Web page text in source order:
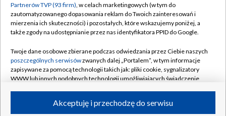
Oferta Handlowa
Telegazeta ogłoszenia
Rada Programowa
Ogłoszenia przetargowe
Akademia Telewizyjna
Informacje o nadawcy
Biuro reklamy
Kontakt
Kanały
©2026 Telewizja Polska Spółka Akcyjna w likwidacji
Partnerów TVP (93 firm), w celach marketingowych (w tym do
zautomatyzowanego dopasowania reklam do Twoich zainteresowań i
mierzenia ich skuteczności) i pozostałych, które wskazujemy poniżej, a
także zgody na udostępnianie przez nas identyfikatora PPID do Google.
Twoje dane osobowe zbierane podczas odwiedzania przez Ciebie naszych
poszczególnych serwisówzwanych dalej „Portalem”, w tym informacje
zapisywane za pomocą technologii takich jak: pliki cookie, sygnalizatory
WWW lub innych podobnych technologii umożliwiających świadczenie
ruchu w Internecie.Akceptuję i przechodzę do serwisu